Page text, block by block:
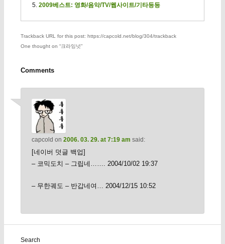
2009베스트: 영화/음악/TV/웹사이트/기타등등
Trackback URL for this post: https://capcold.net/blog/304/trackback
One thought on “크라잉넛”
Comments
capcold on 2006. 03. 29. at 7:19 am said:
[네이버 덧글 백업]
– 코믹도치 – 그립네……. 2004/10/02 19:37
– 무한궤도 – 반갑네여… 2004/12/15 10:52
Search